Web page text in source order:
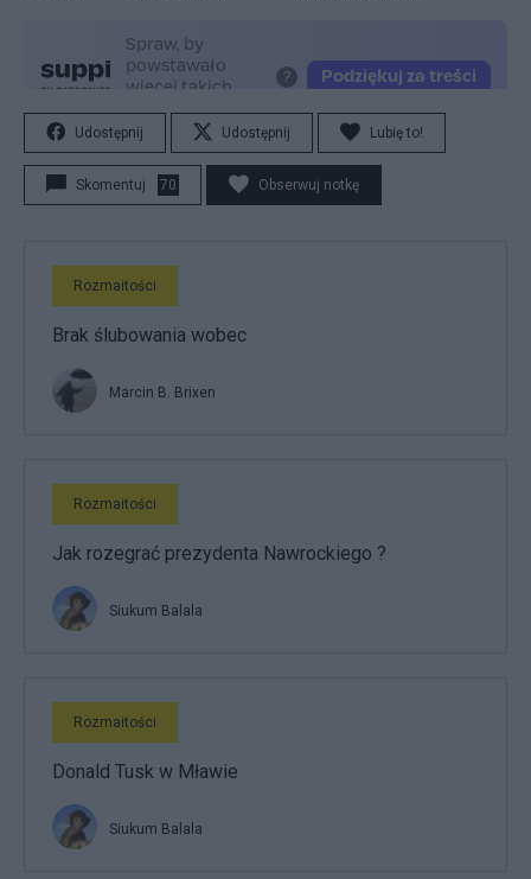
Udostępnij Udostępnij Lubię to!
Skomentuj 70 Obserwuj notkę
Rozmaitości
Brak ślubowania wobec
Marcin B. Brixen
Rozmaitości
Jak rozegrać prezydenta Nawrockiego ?
Siukum Balala
Rozmaitości
Donald Tusk w Mławie
Siukum Balala